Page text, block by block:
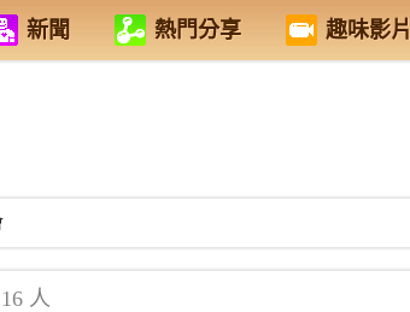
新聞 熱門分享 趣味影片
人